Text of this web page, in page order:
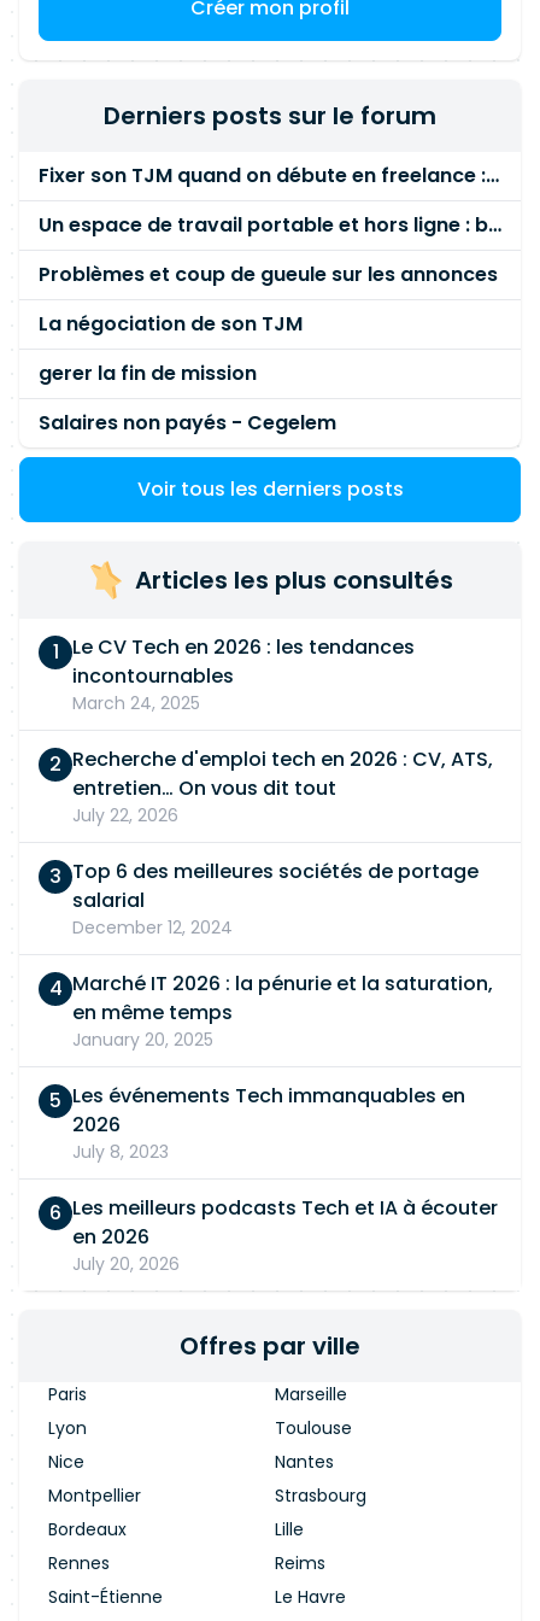
Antivirus (Kaspersky, ClamAV…) Supervision :
Grafana, Centreon Bases de données : MySQL,
JavaScript, Java Outils : Jira, Confluence, GitLab
Créer mon profil
Derniers posts sur le forum
Fixer son TJM quand on débute en freelance : la méthode mathématique (et pas au feeling) 🛑
Un espace de travail portable et hors ligne : besoin réel ou fausse bonne idée ?
Problèmes et coup de gueule sur les annonces
La négociation de son TJM
gerer la fin de mission
Salaires non payés - Cegelem
Voir tous les derniers posts
Articles les plus consultés
Le CV Tech en 2026 : les tendances
incontournables
March 24, 2025
Recherche d'emploi tech en 2026 : CV, ATS,
entretien… On vous dit tout
July 22, 2026
Top 6 des meilleures sociétés de portage
salarial
December 12, 2024
Marché IT 2026 : la pénurie et la saturation,
en même temps
January 20, 2025
Les événements Tech immanquables en
2026
July 8, 2023
Les meilleurs podcasts Tech et IA à écouter
en 2026
July 20, 2026
Offres par ville
Paris
Marseille
Lyon
Toulouse
Nice
Nantes
Montpellier
Strasbourg
Bordeaux
Lille
Rennes
Reims
Saint-Étienne
Le Havre